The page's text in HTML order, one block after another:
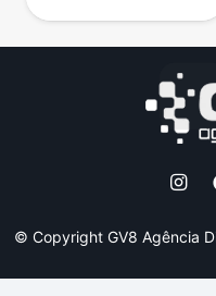
© Copyright GV8 Agência